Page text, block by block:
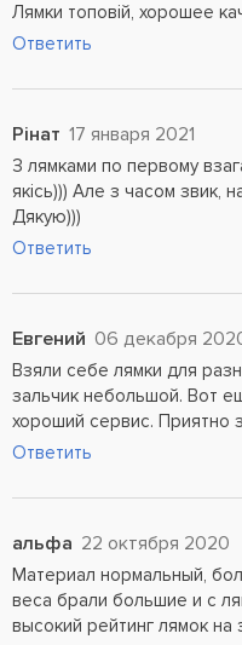
Лямки топовій, хорошее
Ответить
Рінат 17 января 2021
З лямками по первому
якісь))) Але з часом звик,
Дякую)))
Ответить
Евгений 06 декабря
Взяли себе лямки для
зальчик небольшой. Вот
хороший сервис. Приятно
Ответить
альфа 22 октября 2020
Материал нормальный,
веса брали большие и с
высокий рейтинг лямок на